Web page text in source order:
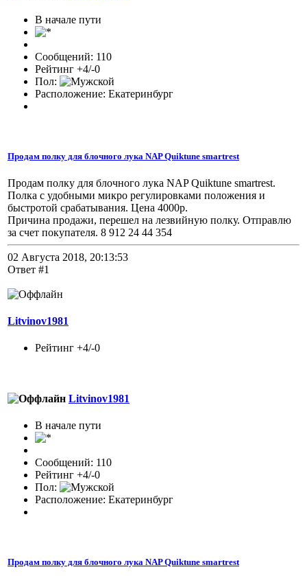
В начале пути
Сообщений: 110
Рейтинг +4/-0
Пол:
Расположение: Екатеринбург
Продам полку для блочного лука NAP Quiktune smartrest
Продам полку для блочного лука NAP Quiktune smartrest.
Полка с удобными микро регулировками положения и
быстротой срабатывания. Цена 4000р.
Причина продажи, перешел на лезвийную полку. Отправлю
за счет покупателя. 8 912 24 44 354
02 Августа 2018, 20:13:53
Ответ #1
Litvinov1981
Рейтинг +4/-0
Litvinov1981
В начале пути
Сообщений: 110
Рейтинг +4/-0
Пол:
Расположение: Екатеринбург
Продам полку для блочного лука NAP Quiktune smartrest